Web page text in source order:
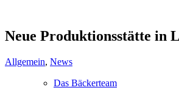
Das Bäckerteam
Neue Produktionsstätte in
Allgemein, News